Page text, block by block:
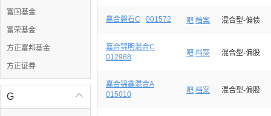
富国基金
富荣基金
方正富邦基金
方正证券

G
嘉合磐石C 001572 吧 档案 混合型-偏债
嘉合锦明混合C
012988
吧 档案 混合型-偏股
嘉合锦鑫混合A
015010
吧 档案 混合型-偏股